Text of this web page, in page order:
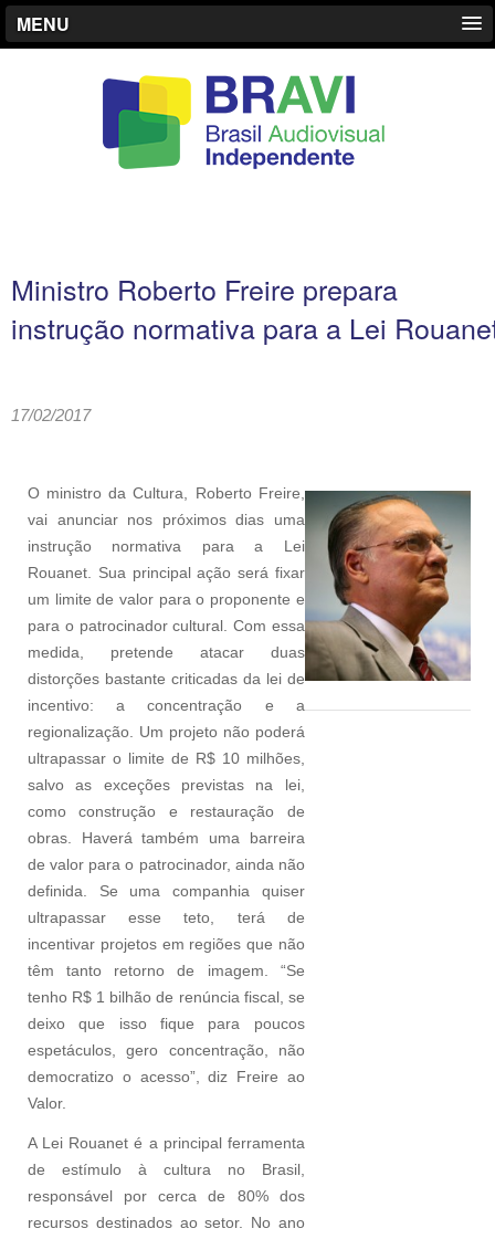
MENU
Ministro Roberto Freire prepara
instrução normativa para a Lei
17/02/2017
O ministro da Cultura, Roberto Freire,
vai anunciar nos próximos dias uma
instrução normativa para a Lei
Rouanet. Sua principal ação será fixar
um limite de valor para o proponente e
para o patrocinador cultural. Com essa
medida, pretende atacar duas
distorções bastante criticadas da lei de
incentivo: a concentração e a
regionalização. Um projeto não poderá
ultrapassar o limite de R$ 10 milhões,
salvo as exceções previstas na lei,
como construção e restauração de
obras. Haverá também uma barreira
de valor para o patrocinador, ainda não
definida. Se uma companhia quiser
ultrapassar esse teto, terá de
incentivar projetos em regiões que não
têm tanto retorno de imagem. “Se
tenho R$ 1 bilhão de renúncia fiscal, se
deixo que isso fique para poucos
espetáculos, gero concentração, não
democratizo o acesso”, diz Freire ao
Valor.
A Lei Rouanet é a principal ferramenta
de estímulo à cultura no Brasil,
responsável por cerca de 80% dos
recursos destinados ao setor. No ano